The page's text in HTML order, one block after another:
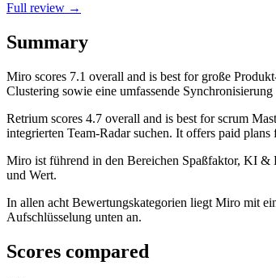
Full review →
Summary
Miro scores 7.1 overall and is best for große
Clustering sowie eine umfassende
Retrium scores 4.7 overall and is best for scrum
integrierten Team-Radar suchen. It offers paid plans
Miro ist führend in den Bereichen Spaßfaktor, KI &
und Wert.
In allen acht Bewertungskategorien liegt Miro mit
Aufschlüsselung unten an.
Scores compared